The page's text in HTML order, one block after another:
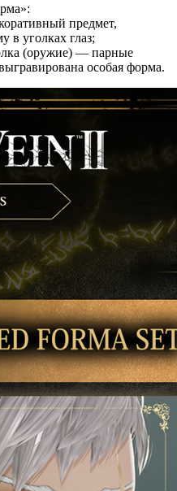
предмет,
в уголках глаз;
(оружие) — парные
особая форма.